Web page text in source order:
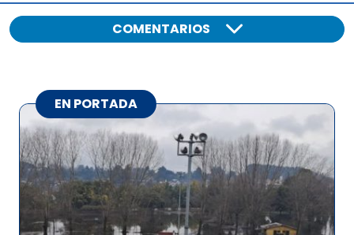
COMENTARIOS
EN PORTADA